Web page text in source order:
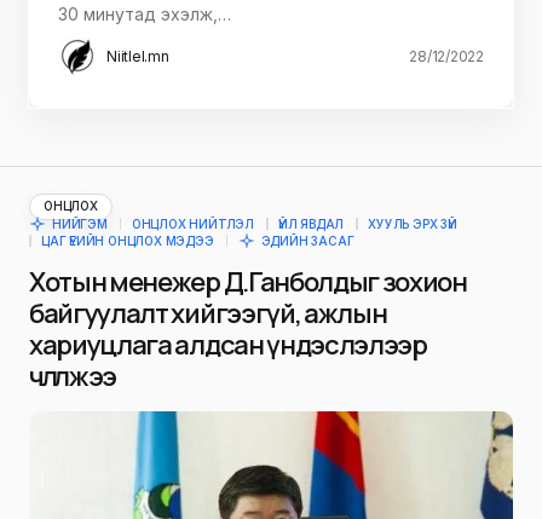
30 минутад эхэлж,…
Niitlel.mn 28/12/2022
ОНЦЛОХ
НИЙГЭМ
ОНЦЛОХ НИЙТЛЭЛ ҮЙЛ ЯВДАЛ
ХУУЛЬ ЭРХ ЗҮЙ
ЦАГ ҮЕИЙН ОНЦЛОХ МЭДЭЭ
ЭДИЙН ЗАСАГ
Хотын менежер Д.Ганболдыг зохион
байгуулалт хийгээгүй, ажлын
хариуцлага алдсан үндэслэлээр
чөлөөлжээ